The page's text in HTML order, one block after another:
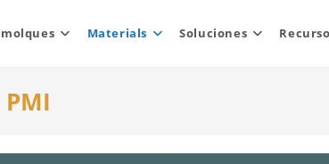
Materials Soluciones